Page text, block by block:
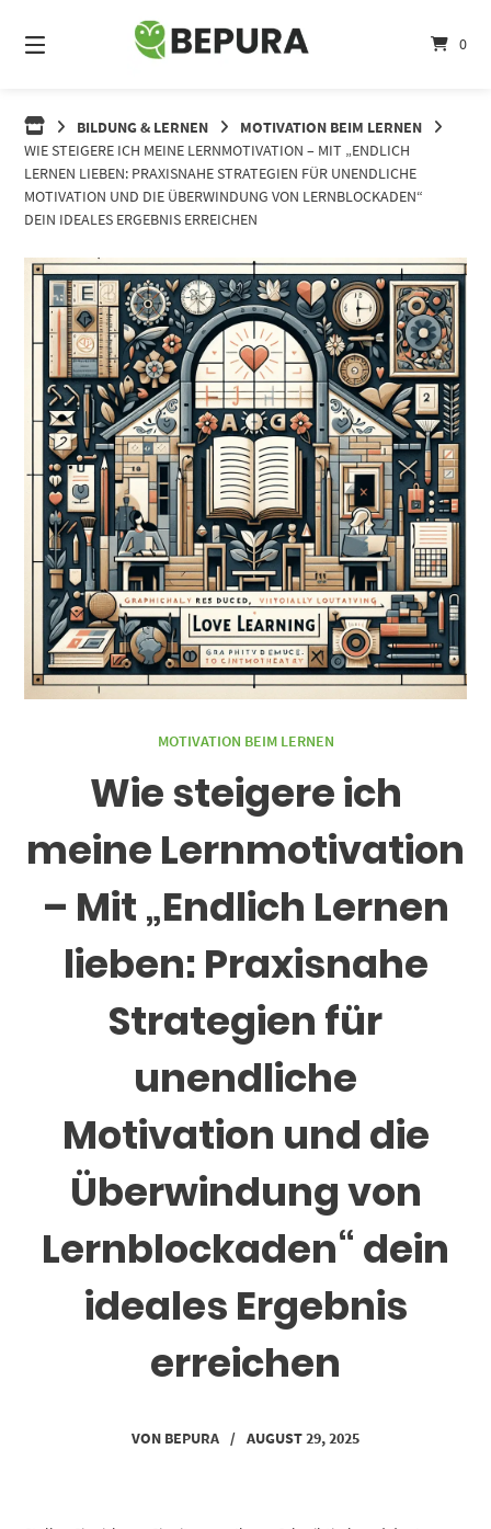
zum
Inhalt
0
BILDUNG & LERNEN
MOTIVATION BEIM LERNEN
WIE STEIGERE ICH MEINE LERNMOTIVATION – MIT „ENDLICH
LERNEN LIEBEN: PRAXISNAHE STRATEGIEN FÜR UNENDLICHE
MOTIVATION UND DIE ÜBERWINDUNG VON LERNBLOCKADEN“
DEIN IDEALES ERGEBNIS ERREICHEN
MOTIVATION BEIM LERNEN
Wie steigere ich
meine Lernmotivation
– Mit „Endlich Lernen
lieben: Praxisnahe
Strategien für
unendliche
Motivation und die
Überwindung von
Lernblockaden“ dein
ideales Ergebnis
erreichen
VON BEPURA / AUGUST 29, 2025